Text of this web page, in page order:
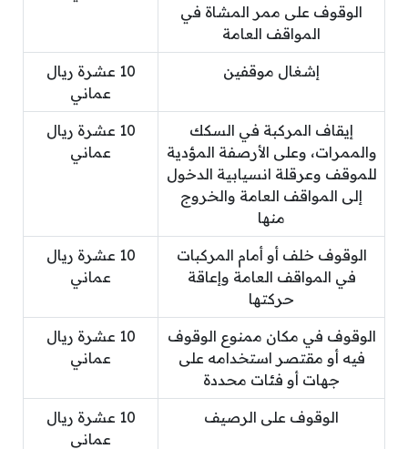
الوقوف على ممر المشاة في
المواقف العامة
إشغال موقفين
10 عشرة ريال
عماني
إيقاف المركبة في السكك
والممرات، وعلى الأرصفة المؤدية
للموقف وعرقلة انسيابية الدخول
إلى المواقف العامة والخروج
منها
10 عشرة ريال
عماني
الوقوف خلف أو أمام المركبات
في المواقف العامة وإعاقة
حركتها
10 عشرة ريال
عماني
الوقوف في مكان ممنوع الوقوف
فيه أو مقتصر استخدامه على
جهات أو فئات محددة
10 عشرة ريال
عماني
الوقوف على الرصيف
10 عشرة ريال
عماني